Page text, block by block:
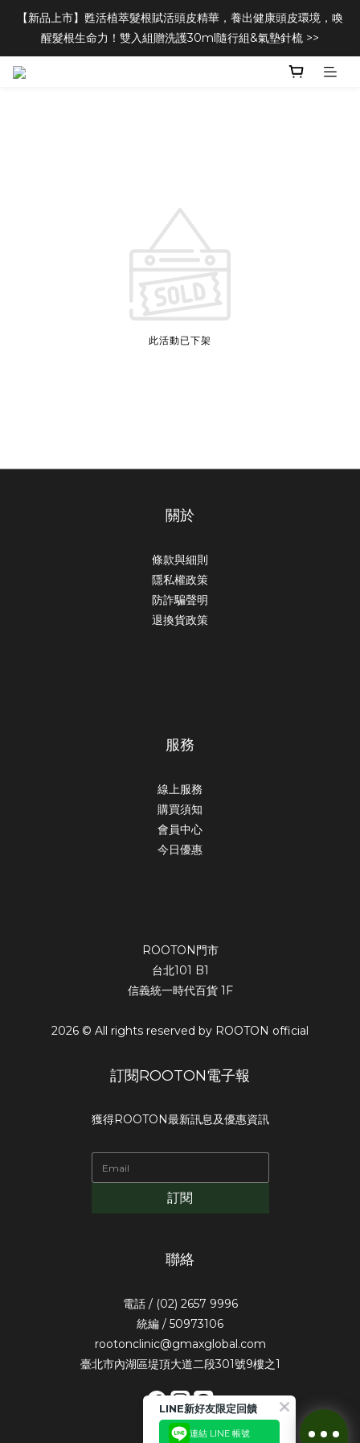
【新品上市】甦活植萃髮根賦活頭皮精華，養出健康頭皮環境，喚
醒髮根生命力！雙入組贈洗護30ml隨行組&氣墊針梳 >>
此活動已下架
關於
條款與細則
隱私權政策
防詐騙聲明
退換貨政策
服務
線上服務
購買須知
會員中心
今日優惠
ROOTON門市
台北101 B1
信義統一時代百貨 1F
2026 © All rights reserved by ROOTON official
訂閱ROOTON電子報
獲得ROOTON最新訊息及優惠資訊
訂閱
聯絡
電話 / (02) 2657 9996
統編 / 50973106
rootonclinic@gmaxglobal.com
臺北市內湖區堤頂大道二段301號9樓之1
LINE新好友限定回饋
連結 LINE 帳號